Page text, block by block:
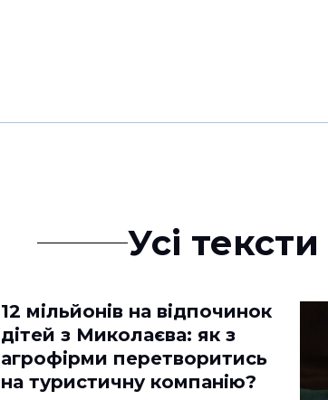
Усі
12 мільйонів на відпочинок
дітей з Миколаєва: як з
агрофірми перетворитись
на туристичну компанію?